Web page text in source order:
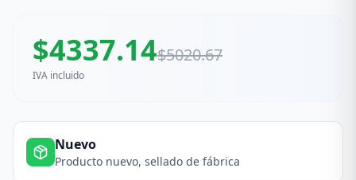
$4337.14$5020.67
IVA incluido
Nuevo
Producto nuevo, sellado de fábrica